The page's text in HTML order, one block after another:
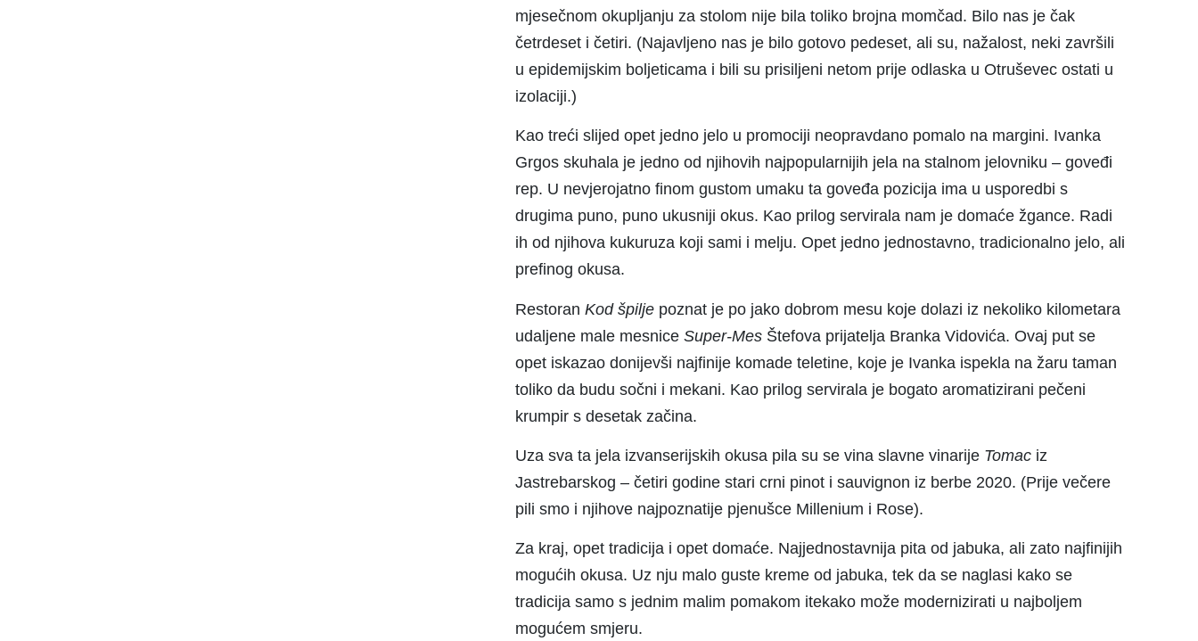
mjesečnom okupljanju za stolom nije bila toliko brojna momčad. Bilo nas je čak
četrdeset i četiri. (Najavljeno nas je bilo gotovo pedeset, ali su, nažalost, neki završili
u epidemijskim boljeticama i bili su prisiljeni netom prije odlaska u Otruševec ostati u
izolaciji.)
Kao treći slijed opet jedno jelo u promociji neopravdano pomalo na margini. Ivanka
Grgos skuhala je jedno od njihovih najpopularnijih jela na stalnom jelovniku – goveđi
rep. U nevjerojatno finom gustom umaku ta goveđa pozicija ima u usporedbi s
drugima puno, puno ukusniji okus. Kao prilog servirala nam je domaće žgance. Radi
ih od njihova kukuruza koji sami i melju. Opet jedno jednostavno, tradicionalno jelo, ali
prefinog okusa.
Restoran Kod špilje poznat je po jako dobrom mesu koje dolazi iz nekoliko kilometara
udaljene male mesnice Super-Mes Štefova prijatelja Branka Vidovića. Ovaj put se
opet iskazao donijevši najfinije komade teletine, koje je Ivanka ispekla na žaru taman
toliko da budu sočni i mekani. Kao prilog servirala je bogato aromatizirani pečeni
krumpir s desetak začina.
Uza sva ta jela izvanserijskih okusa pila su se vina slavne vinarije Tomac iz
Jastrebarskog – četiri godine stari crni pinot i sauvignon iz berbe 2020. (Prije večere
pili smo i njihove najpoznatije pjenušce Millenium i Rose).
Za kraj, opet tradicija i opet domaće. Najjednostavnija pita od jabuka, ali zato najfinijih
mogućih okusa. Uz nju malo guste kreme od jabuka, tek da se naglasi kako se
tradicija samo s jednim malim pomakom itekako može modernizirati u najboljem
mogućem smjeru.